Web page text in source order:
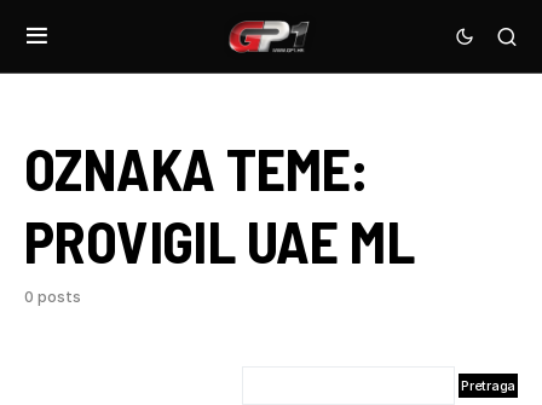
OZNAKA TEME:
PROVIGIL UAE ML
0 posts